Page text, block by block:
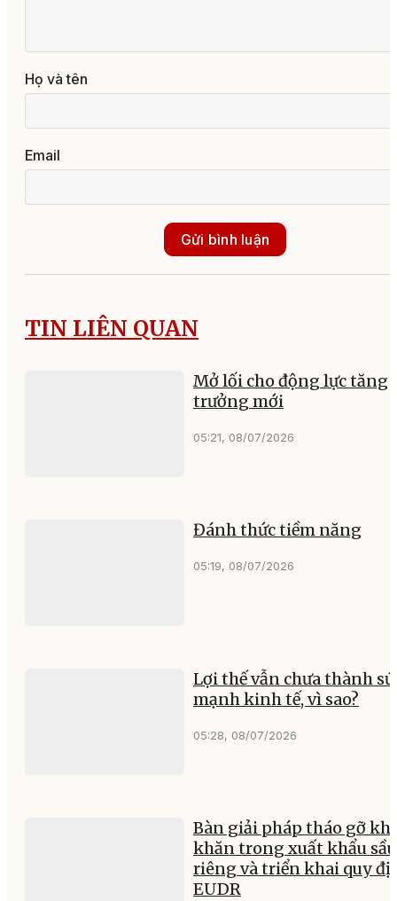
Họ và tên
Email
Gửi bình luận
TIN LIÊN QUAN
Mở lối cho động lực tăng
trưởng mới
05:21, 08/07/2026
Đánh thức tiềm năng
05:19, 08/07/2026
Lợi thế vẫn chưa thành
mạnh kinh tế, vì sao?
05:28, 08/07/2026
Bàn giải pháp tháo gỡ
khăn trong xuất khẩu sầu
riêng và triển khai quy
EUDR